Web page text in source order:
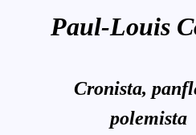
Paul-Louis
Cronista,
polemista